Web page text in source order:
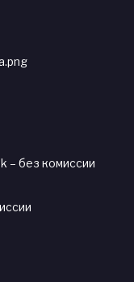
– без комиссии